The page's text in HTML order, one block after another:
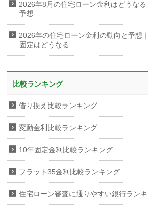
2026年8月の住宅ローン金利はどうな
予想
2026年の住宅ローン金利の動向と予想
固定はどうなる
比較ランキング
借り換え比較ランキング
変動金利比較ランキング
10年固定金利比較ランキング
フラット35金利比較ランキング
住宅ローン審査に通りやすい銀行ラン